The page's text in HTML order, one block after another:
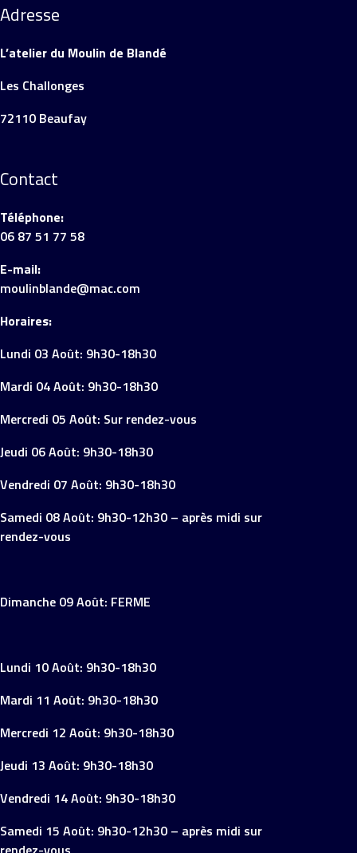
Adresse
L’atelier du Moulin de Blandé
Les Challonges
72110 Beaufay
Contact
Téléphone:
06 87 51 77 58
E-mail:
moulinblande@mac.com
Horaires:
Lundi 03 Août: 9h30-18h30
Mardi 04 Août: 9h30-18h30
Mercredi 05 Août: Sur rendez-vous
Jeudi 06 Août: 9h30-18h30
Vendredi 07 Août: 9h30-18h30
Samedi 08 Août: 9h30-12h30 – après midi sur
rendez-vous
Dimanche 09 Août: FERME
Lundi 10 Août: 9h30-18h30
Mardi 11 Août: 9h30-18h30
Mercredi 12 Août: 9h30-18h30
Jeudi 13 Août: 9h30-18h30
Vendredi 14 Août: 9h30-18h30
Samedi 15 Août: 9h30-12h30 – après midi sur